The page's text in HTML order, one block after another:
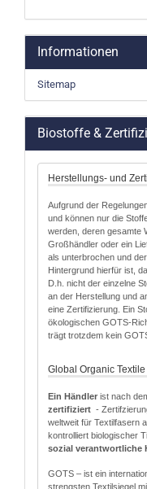
Informationen
Sitemap
Biostoffe &
Herstellungs- und
Aufgrund der
und können nur die
werden, deren gesamte
Großhändler oder ein
als unterbrochen und
Hintergrund hierfür ist,
D.h. nicht der einzelne
an der Herstellung und
eine Zertifizierung. Ein
ökologischen GOTS-
trägt trotzdem kein
Global Organic
Ein Händler ist nach
zertifiziert -
weltweit für Textilfasern
kontrolliert biologischer
sozial verantwortliche
GOTS – ist ein
strengsten Textilsiegel